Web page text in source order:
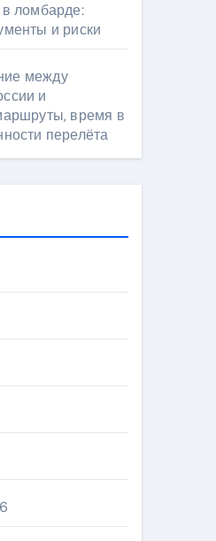
в ломбарде:
и риски
между
и
время в
перелёта